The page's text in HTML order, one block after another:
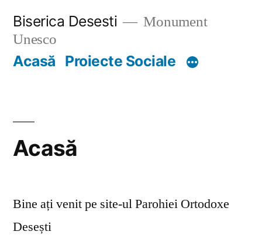
content
Biserica Desesti
Monument
Unesco
Acasă Proiecte Sociale
Acasă
Bine ați venit pe site-ul Parohiei Ortodoxe
Desești